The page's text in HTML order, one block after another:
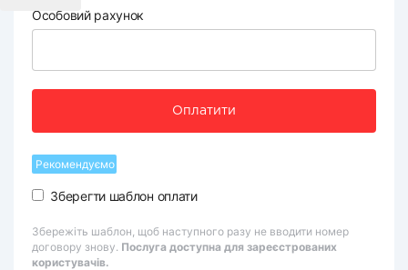
Особовий рахунок
Оплатити
Рекомендуємо
Зберегти шаблон оплати
Збережіть шаблон, щоб наступного разу не вводити номер
договору знову. Послуга доступна для зареєстрованих
користувачів.